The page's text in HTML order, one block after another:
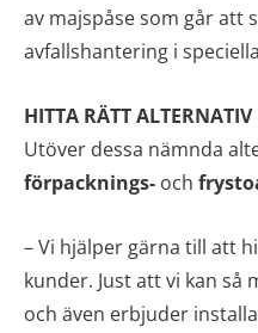
av majspåse som går att
avfallshantering i
HITTA RÄTT ALTERNATIV
Utöver dessa nämnda
förpacknings- och
– Vi hjälper gärna till att
kunder. Just att vi kan så
och även erbjuder